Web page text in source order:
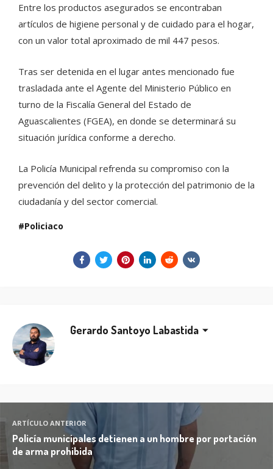
Entre los productos asegurados se encontraban
artículos de higiene personal y de cuidado para el hogar,
con un valor total aproximado de mil 447 pesos.
Tras ser detenida en el lugar antes mencionado fue
trasladada ante el Agente del Ministerio Público en
turno de la Fiscalía General del Estado de
Aguascalientes (FGEA), en donde se determinará su
situación jurídica conforme a derecho.
La Policía Municipal refrenda su compromiso con la
prevención del delito y la protección del patrimonio de la
ciudadanía y del sector comercial.
Policiaco
Gerardo Santoyo Labastida
ARTÍCULO ANTERIOR
Policía municipales detienen a un hombre por portación
de arma prohibida